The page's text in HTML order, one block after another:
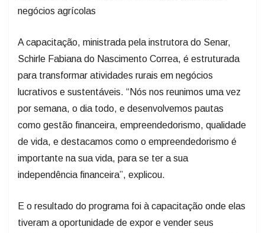
negócios agrícolas
A capacitação, ministrada pela instrutora do Senar,
Schirle Fabiana do Nascimento Correa, é estruturada
para transformar atividades rurais em negócios
lucrativos e sustentáveis. “Nós nos reunimos uma vez
por semana, o dia todo, e desenvolvemos pautas
como gestão financeira, empreendedorismo, qualidade
de vida, e destacamos como o empreendedorismo é
importante na sua vida, para se ter a sua
independência financeira”, explicou.
E o resultado do programa foi à capacitação onde elas
tiveram a oportunidade de expor e vender seus